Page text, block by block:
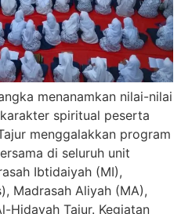
menanamkan nilai-nilai
spiritual peserta
menggalakkan program
di seluruh unit
Ibtidaiyah (MI),
Madrasah Aliyah (MA),
Hidayah Tajur. Kegiatan